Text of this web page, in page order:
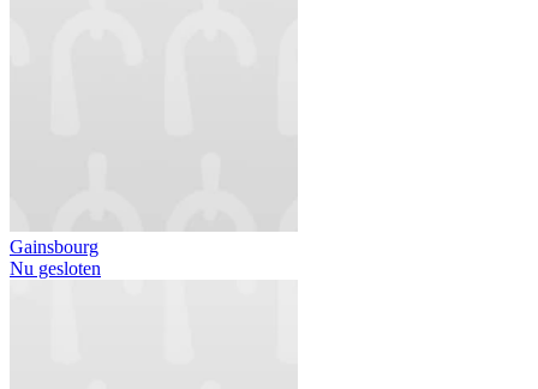
Gainsbourg
Nu gesloten